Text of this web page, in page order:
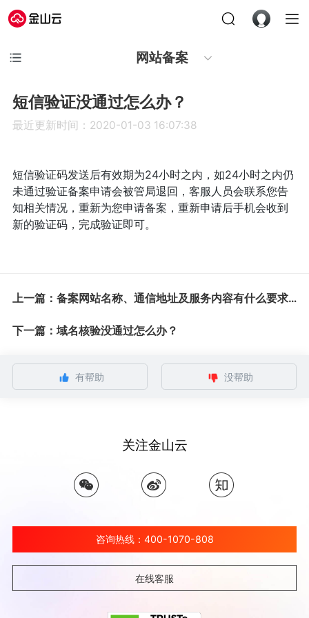
网站备案
短信验证没通过怎么办？
最近更新时间：2020-01-03 16:07:38
短信验证码发送后有效期为24小时之内，如24小时之内仍
未通过验证备案申请会被管局退回，客服人员会联系您告
知相关情况，重新为您申请备案，重新申请后手机会收到
新的验证码，完成验证即可。
上一篇：备案网站名称、通信地址及服务内容有什么要求？
下一篇：域名核验没通过怎么办？
有帮助 没帮助
关注金山云
咨询热线：400-1070-808
在线客服